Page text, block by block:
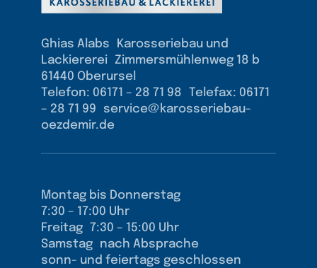
Ghias Alabs Karosseriebau und
Lackiererei Zimmersmühlenweg 18 b
61440 Oberursel
Telefon: 06171 – 28 71 98 Telefax: 06171
– 28 71 99 service@karosseriebau-
oezdemir.de
Montag bis Donnerstag
7:30 – 17:00 Uhr
Freitag 7:30 – 15:00 Uhr
Samstag nach Absprache
sonn- und feiertags geschlossen